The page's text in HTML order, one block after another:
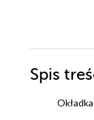
Spis
Okładka